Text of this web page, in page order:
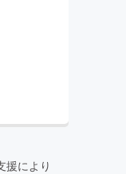
援により